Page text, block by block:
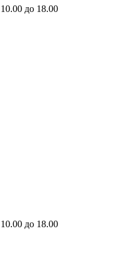
до 18.00
до 18.00